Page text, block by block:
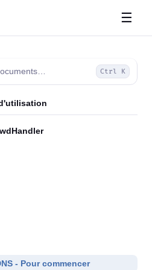
☰
Ctrl K
- Pour commencer